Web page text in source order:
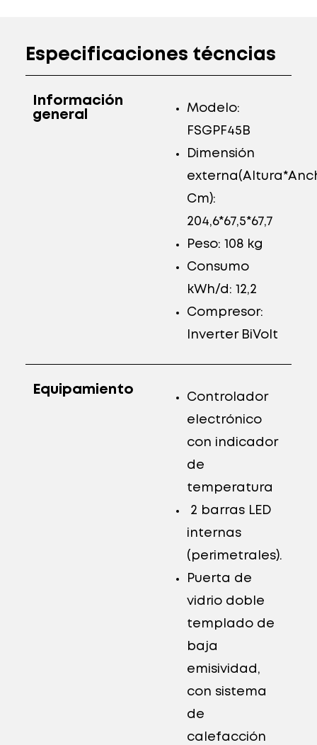
Especificaciones técncias
Información
general
Modelo:
FSGPF45B
Dimensión
Cm):
204,6*67,5*67,7
Peso: 108 kg
Consumo
kWh/d: 12,2
Compresor:
Inverter BiVolt
Equipamiento
Controlador
electrónico
con indicador
de
temperatura
2 barras LED
internas
(perimetrales).
Puerta de
vidrio doble
templado de
baja
emisividad,
con sistema
de
calefacción